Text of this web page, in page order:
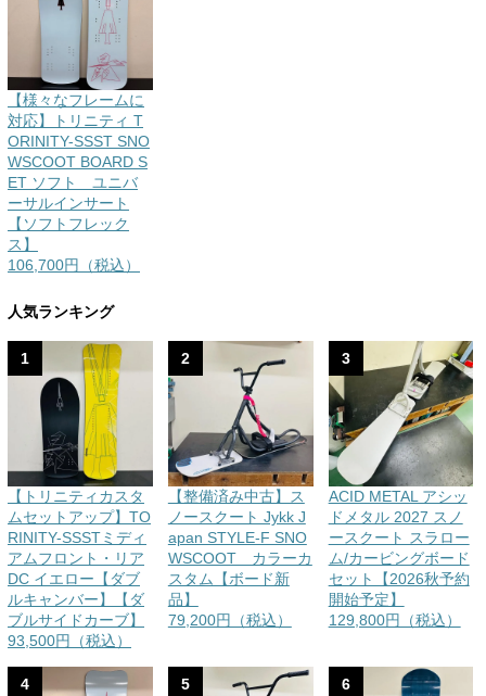
【様々なフレームに
対応】トリニティ T
ORINITY-SSST SNO
WSCOOT BOARD S
ET ソフト ユニバ
ーサルインサート
【ソフトフレック
ス】
106,700円（税込）
人気ランキング
1
【トリニティカスタ
ムセットアップ】TO
RINITY-SSSTミディ
アムフロント・リア
DC イエロー【ダブ
ルキャンバー】【ダ
ブルサイドカーブ】
93,500円（税込）
2
【整備済み中古】ス
ノースクート Jykk J
apan STYLE-F SNO
WSCOOT カラーカ
スタム【ボード新
品】
79,200円（税込）
3
ACID METAL アシッ
ドメタル 2027 スノ
ースクート スラロー
ム/カービングボード
セット【2026秋予約
開始予定】
129,800円（税込）
4 5 6